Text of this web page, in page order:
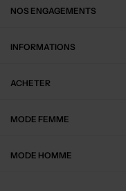
NOS ENGAGEMENTS
INFORMATIONS
ACHETER
MODE FEMME
MODE HOMME